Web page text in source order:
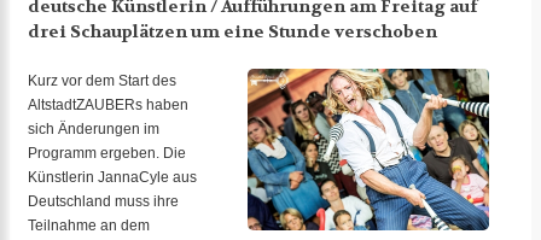
deutsche Künstlerin / Aufführungen am Freitag auf
drei Schauplätzen um eine Stunde verschoben
Kurz vor dem Start des
AltstadtZAUBERs haben
sich Änderungen im
Programm ergeben. Die
Künstlerin JannaCyle aus
Deutschland muss ihre
Teilnahme an dem